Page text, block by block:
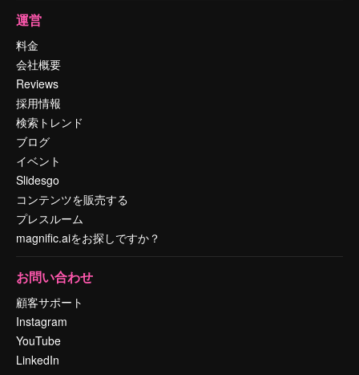
運営
料金
会社概要
Reviews
採用情報
検索トレンド
ブログ
イベント
Slidesgo
コンテンツを販売する
プレスルーム
magnific.aiをお探しですか？
お問い合わせ
顧客サポート
Instagram
YouTube
LinkedIn